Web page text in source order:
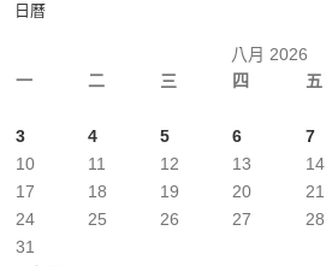
日曆
八月 2026
一
二 三 四 五
3
4 5 6 7
10
11 12 13 14
17
18 19 20 21
24
25 26 27 28
31